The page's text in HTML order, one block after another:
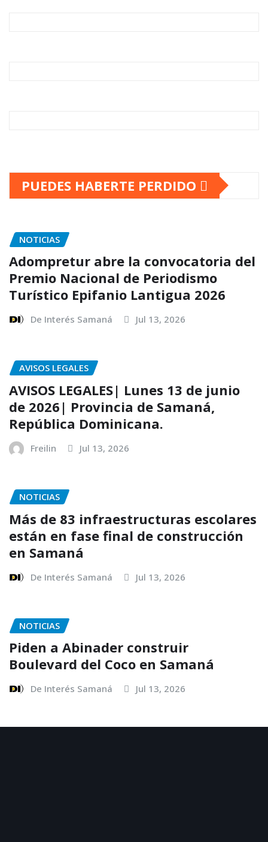
PUEDES HABERTE PERDIDO
NOTICIAS
Adompretur abre la convocatoria del
Premio Nacional de Periodismo
Turístico Epifanio Lantigua 2026
De Interés Samaná Jul 13, 2026
AVISOS LEGALES
AVISOS LEGALES| Lunes 13 de junio
de 2026| Provincia de Samaná,
República Dominicana.
Freilin Jul 13, 2026
NOTICIAS
Más de 83 infraestructuras escolares
están en fase final de construcción
en Samaná
De Interés Samaná Jul 13, 2026
NOTICIAS
Piden a Abinader construir
Boulevard del Coco en Samaná
De Interés Samaná Jul 13, 2026